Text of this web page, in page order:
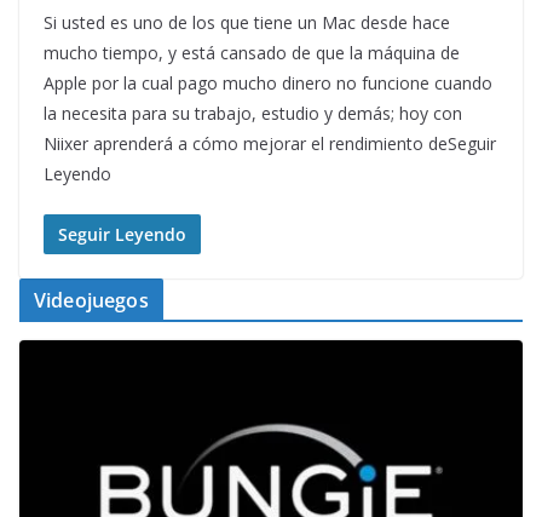
Si usted es uno de los que tiene un Mac desde hace
mucho tiempo, y está cansado de que la máquina de
Apple por la cual pago mucho dinero no funcione cuando
la necesita para su trabajo, estudio y demás; hoy con
Niixer aprenderá a cómo mejorar el rendimiento deSeguir
Leyendo
Seguir Leyendo
Videojuegos